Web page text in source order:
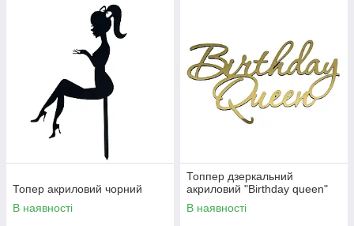
Топер акриловий чорний
В наявності
Топпер дзеркальний
акриловий "Birthday queen"
В наявності